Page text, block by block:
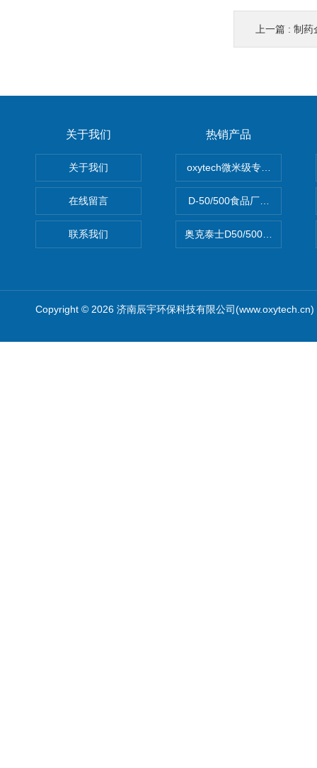
上一篇 : 制药
关于我们
关于我们
在线留言
联系我们
热销产品
oxytech微米级专业消毒
D-50/500食品厂车间高效杀
奥克泰士D50/500矿泉水消毒
Copyright © 2026 济南辰宇环保科技有限公司(www.oxytech.cn)